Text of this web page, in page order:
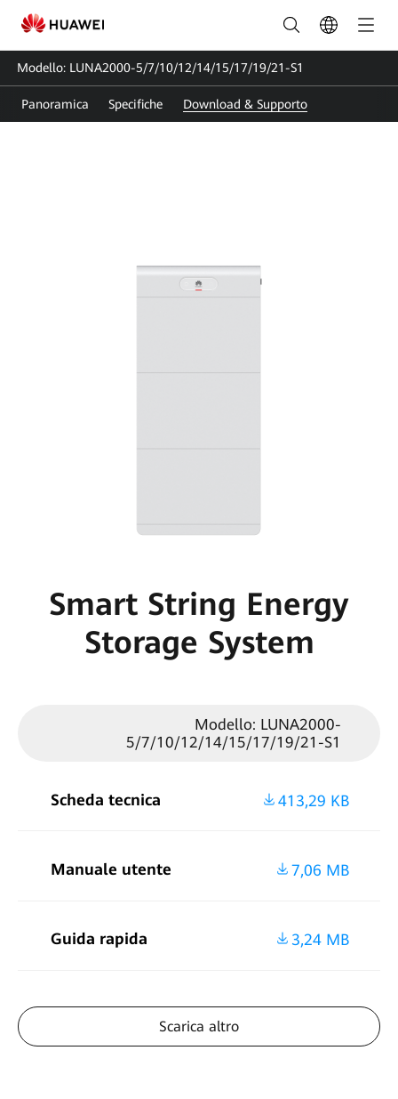
Supporto
LUNA2000-
5/7/10/12/14/15/17/19/21-
S1
Modello: LUNA2000-5/7/10/12/14/15/17/19/21-S1
Panoramica Specifiche Download & Supporto
Smart String Energy
Storage System
Modello: LUNA2000-
5/7/10/12/14/15/17/19/21-S1
Scheda tecnica 413,29 KB
Manuale utente 7,06 MB
Guida rapida 3,24 MB
Scarica altro